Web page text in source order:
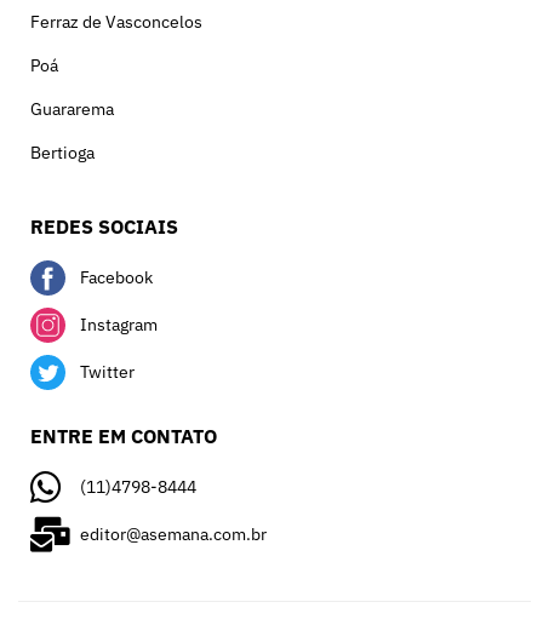
Ferraz de Vasconcelos
Poá
Guararema
Bertioga
REDES SOCIAIS
Facebook
Instagram
Twitter
ENTRE EM CONTATO
(11)4798-8444
editor@asemana.com.br